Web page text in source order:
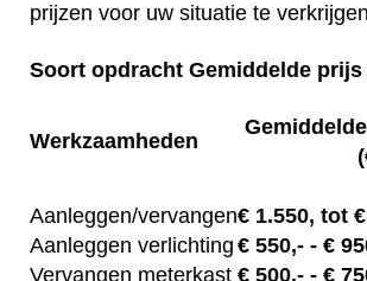
prijzen voor uw situatie te
Soort opdracht Gemiddelde prijs
Werkzaamheden
Aanleggen/vervangen€ 1.550, tot
Aanleggen verlichting € 550,- - €
Vervangen meterkast € 500,- - €